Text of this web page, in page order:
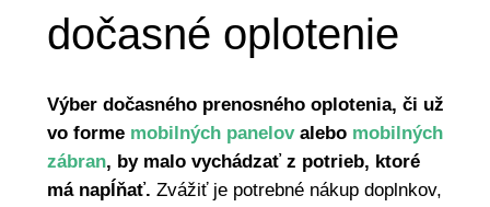
dočasné oplotenie
Výber dočasného prenosného oplotenia, či už
vo forme mobilných panelovalebo mobilných
zábran, by malo vychádzať z potrieb, ktoré
má napĺňať. Zvážiť je potrebné nákup doplnkov,